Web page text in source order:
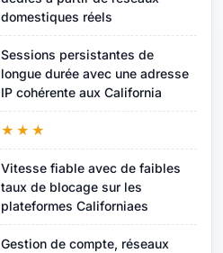
domestiques réels
Sessions persistantes de
longue durée avec une adresse
IP cohérente aux California
★★★
Vitesse fiable avec de faibles
taux de blocage sur les
plateformes Californiaes
Gestion de compte, réseaux